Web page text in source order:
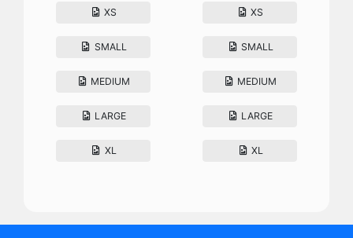
XS
SMALL
MEDIUM
LARGE
XL
XS
SMALL
MEDIUM
LARGE
XL